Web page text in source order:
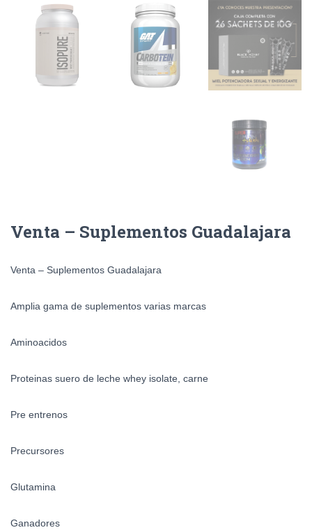
Venta – Suplementos Guadalajara
Venta – Suplementos Guadalajara
Amplia gama de suplementos varias marcas
Aminoacidos
Proteinas suero de leche whey isolate, carne
Pre entrenos
Precursores
Glutamina
Ganadores